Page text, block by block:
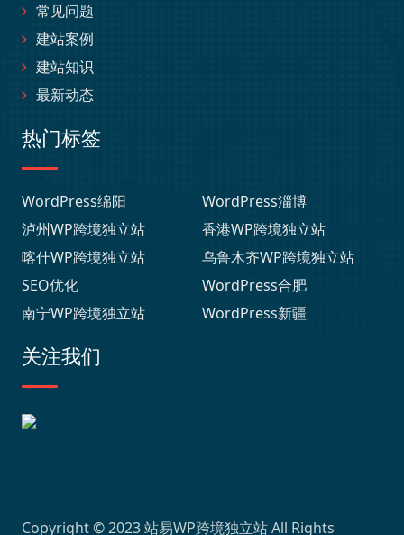
常见问题
建站案例
建站知识
最新动态
热门标签
WordPress绵阳
WordPress淄博
泸州WP跨境独立站
香港WP跨境独立站
喀什WP跨境独立站
乌鲁木齐WP跨境独立站
SEO优化
WordPress合肥
南宁WP跨境独立站
WordPress新疆
关注我们
Copyright © 2023站易WP跨境独立站All Rights